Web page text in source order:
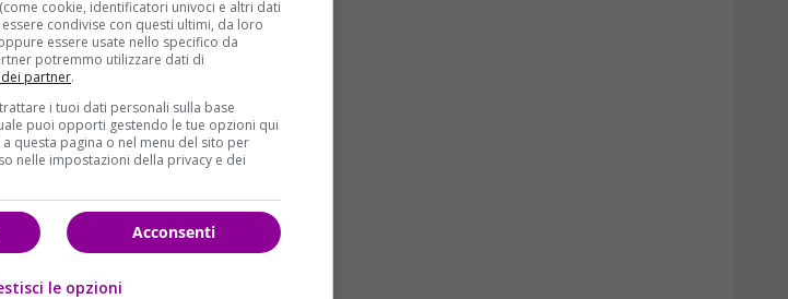
cookie, identificatori univoci e altri dati
condivise con questi ultimi, da loro
essere usate nello specifico da
potremmo utilizzare dati di
dei partner.
i tuoi dati personali sulla base
puoi opporti gestendo le tue opzioni qui
questa pagina o nel menu del sito per
nelle impostazioni della privacy e dei
Acconsenti
le opzioni